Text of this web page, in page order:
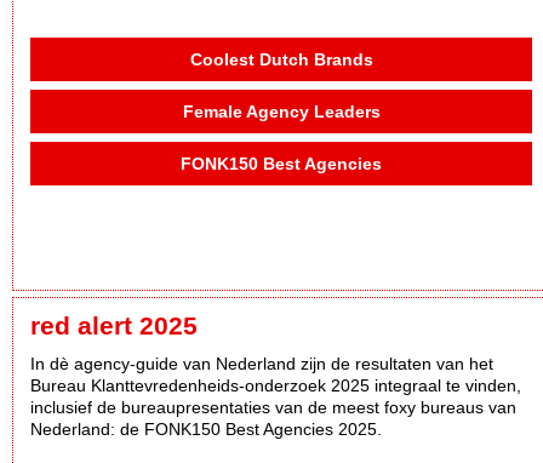
Coolest Dutch Brands
Female Agency Leaders
FONK150 Best Agencies
red alert 2025
In dè agency-guide van Nederland zijn de resultaten van het
Bureau Klanttevredenheids-onderzoek 2025 integraal te vinden,
inclusief de bureaupresentaties van de meest foxy bureaus van
Nederland: de FONK150 Best Agencies 2025.